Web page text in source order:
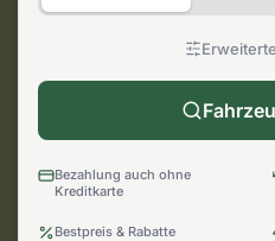
Bezahlung auch ohne
Kreditkarte
Bestpreis & Rabatte